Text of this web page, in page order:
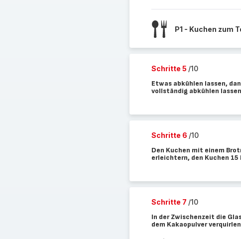
P1 - Kuchen zum
Schritte 5 /10
Etwas abkühlen lassen,
vollständig abkühlen
Schritte 6 /10
Den Kuchen mit einem
erleichtern, den Kuchen
Schritte 7 /10
In der Zwischenzeit die
dem Kakaopulver